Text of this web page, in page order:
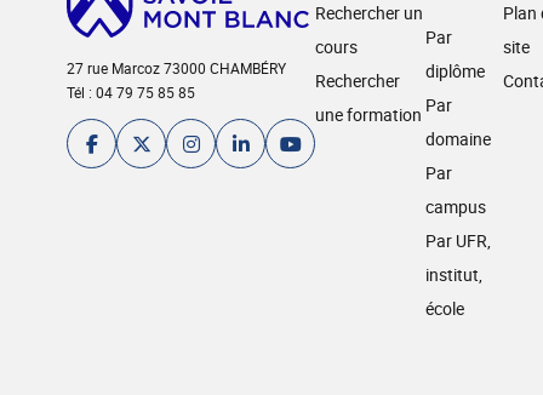
27 rue Marcoz 73000 CHAMBÉRY
Tél : 04 79 75 85 85
Rechercher un
cours
Rechercher
une formation
Par
diplôme
Par
domaine
Par
campus
Par UFR,
institut,
école
Plan
site